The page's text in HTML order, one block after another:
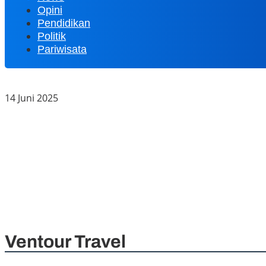
Opini
Pendidikan
Politik
Pariwisata
14 Juni 2025
Ventour Travel